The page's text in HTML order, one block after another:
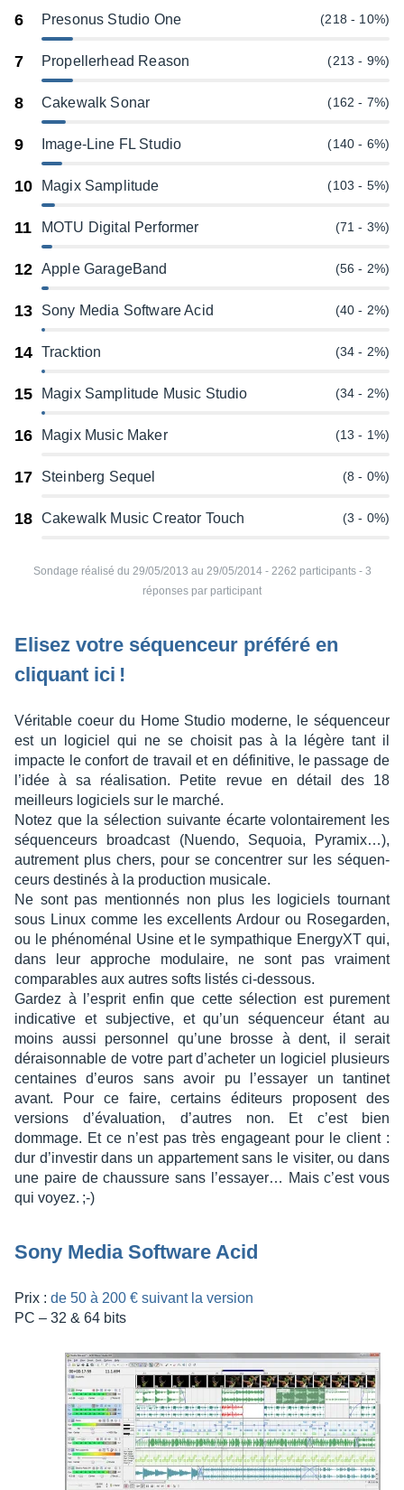
6 Presonus Studio One (218 - 10%)
7 Propellerhead Reason (213 - 9%)
8 Cakewalk Sonar (162 - 7%)
9 Image-Line FL Studio (140 - 6%)
10 Magix Samplitude (103 - 5%)
11 MOTU Digital Performer (71 - 3%)
12 Apple GarageBand (56 - 2%)
13 Sony Media Software Acid (40 - 2%)
14 Tracktion (34 - 2%)
15 Magix Samplitude Music Studio (34 - 2%)
16 Magix Music Maker (13 - 1%)
17 Steinberg Sequel (8 - 0%)
18 Cakewalk Music Creator Touch (3 - 0%)
Sondage réalisé du 29/05/2013 au 29/05/2014 - 2262 participants - 3
réponses par participant
Elisez votre séquen­ceur préféré en
cliquant ici !
Véri­table coeur du Home Studio moderne, le séquen­ceur
est un logi­ciel qui ne se choi­sit pas à la légère tant il
impacte le confort de travail et en défi­ni­tive, le passage de
l’idée à sa réali­sa­tion. Petite revue en détail des 18
meilleurs logi­ciels sur le marché.
Notez que la sélec­tion suivante écarte volon­tai­re­ment les
séquen­ceurs broad­cast (Nuendo, Sequoia, Pyra­mix…),
autre­ment plus chers, pour se concen­trer sur les séquen­
ceurs desti­nés à la produc­tion musi­cale.
Ne sont pas mention­nés non plus les logi­ciels tour­nant
sous Linux comme les excel­lents Ardour ou Rose­gar­den,
ou le phéno­mé­nal Usine et le sympa­thique Ener­gyXT qui,
dans leur approche modu­laire, ne sont pas vrai­ment
compa­rables aux autres softs listés ci-dessous.
Gardez à l’es­prit enfin que cette sélec­tion est pure­ment
indi­ca­tive et subjec­tive, et qu’un séquen­ceur étant au
moins aussi person­nel qu’une brosse à dent, il serait
dérai­son­nable de votre part d’ache­ter un logi­ciel plusieurs
centaines d’eu­ros sans avoir pu l’es­sayer un tanti­net
avant. Pour ce faire, certains éditeurs proposent des
versions d’éva­lua­tion, d’autres non. Et c’est bien
dommage. Et ce n’est pas très enga­geant pour le client :
dur d’in­ves­tir dans un appar­te­ment sans le visi­ter, ou dans
une paire de chaus­sure sans l’es­sayer… Mais c’est vous
qui voyez. ;-)
Sony Media Soft­ware Acid
Prix : de 50 à 200 € suivant la version
PC – 32 & 64 bits